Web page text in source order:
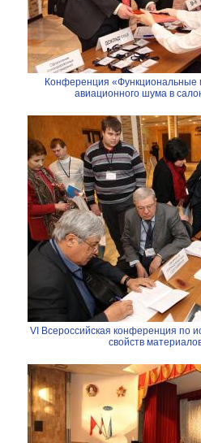
Конференция
авиационного шума в
VI Всероссийская конференция по
свойств